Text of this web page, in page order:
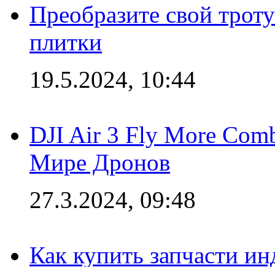
Преобразите свой
плитки
19.5.2024, 10:44
DJI Air 3 Fly More
Мире Дронов
27.3.2024, 09:48
Как купить запчасти